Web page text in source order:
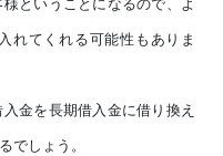
れてくれる可能性もありま
金を長期借入金に借り換え
でしょう。